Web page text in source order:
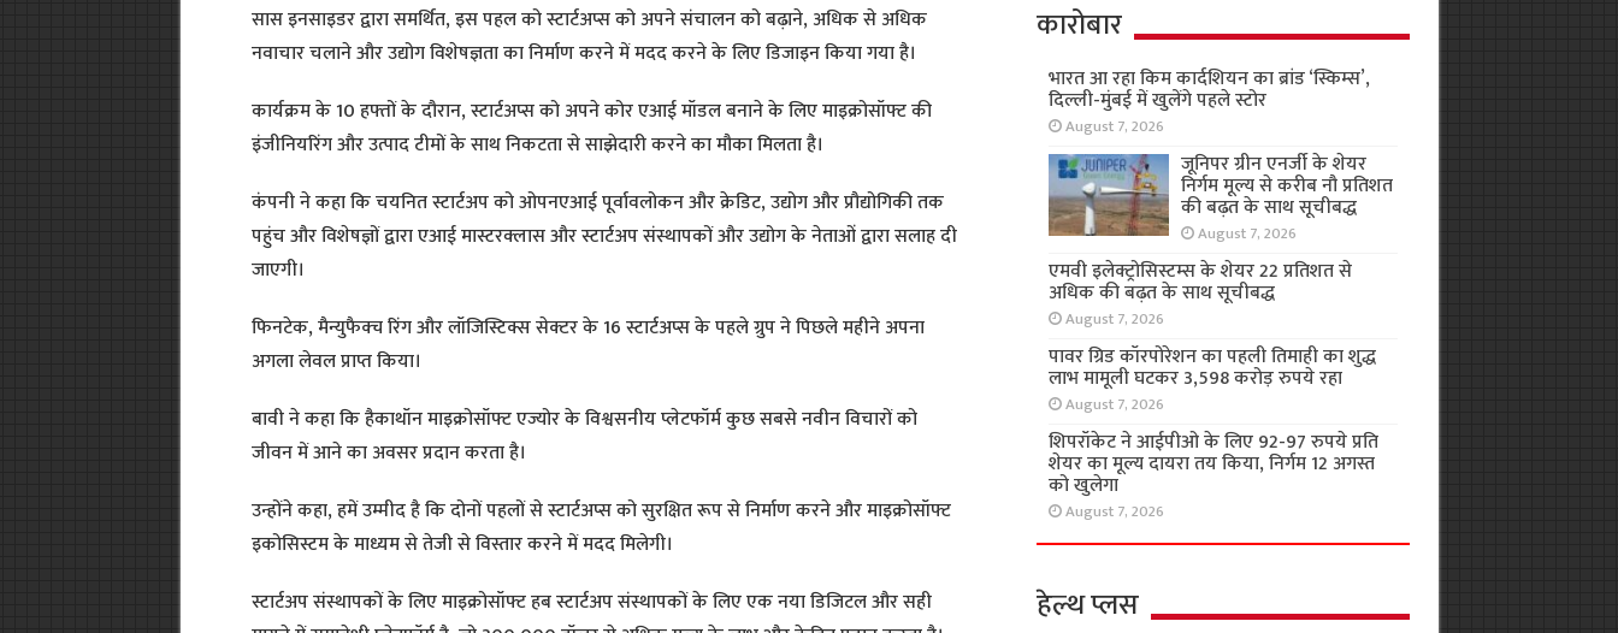
सास इनसाइडर द्वारा समर्थित, इस पहल को स्टार्टअप्स को अपने संचालन को बढ़ाने, अधिक से अधिक
नवाचार चलाने और उद्योग विशेषज्ञता का निर्माण करने में मदद करने के लिए डिजाइन किया गया है।
कार्यक्रम के 10 हफ्तों के दौरान, स्टार्टअप्स को अपने कोर एआई मॉडल बनाने के लिए माइक्रोसॉफ्ट की
इंजीनियरिंग और उत्पाद टीमों के साथ निकटता से साझेदारी करने का मौका मिलता है।
कंपनी ने कहा कि चयनित स्टार्टअप को ओपनएआई पूर्वावलोकन और क्रेडिट, उद्योग और प्रौद्योगिकी तक
पहुंच और विशेषज्ञों द्वारा एआई मास्टरक्लास और स्टार्टअप संस्थापकों और उद्योग के नेताओं द्वारा सलाह दी
जाएगी।
फिनटेक, मैन्युफैक्च रिंग और लॉजिस्टिक्स सेक्टर के 16 स्टार्टअप्स के पहले ग्रुप ने पिछले महीने अपना
अगला लेवल प्राप्त किया।
बावी ने कहा कि हैकाथॉन माइक्रोसॉफ्ट एज्योर के विश्वसनीय प्लेटफॉर्म कुछ सबसे नवीन विचारों को
जीवन में आने का अवसर प्रदान करता है।
उन्होंने कहा, हमें उम्मीद है कि दोनों पहलों से स्टार्टअप्स को सुरक्षित रूप से निर्माण करने और माइक्रोसॉफ्ट
इकोसिस्टम के माध्यम से तेजी से विस्तार करने में मदद मिलेगी।
स्टार्टअप संस्थापकों के लिए माइक्रोसॉफ्ट हब स्टार्टअप संस्थापकों के लिए एक नया डिजिटल और सही
कारोबार
भारत आ रहा किम कार्दशियन का ब्रांड ‘स्किम्स’,
दिल्ली-मुंबई में खुलेंगे पहले स्टोर
August 7, 2026
जूनिपर ग्रीन एनर्जी के शेयर
निर्गम मूल्य से करीब नौ प्रतिशत
की बढ़त के साथ सूचीबद्ध
August 7, 2026
एमवी इलेक्ट्रोसिस्टम्स के शेयर 22 प्रतिशत से
अधिक की बढ़त के साथ सूचीबद्ध
August 7, 2026
पावर ग्रिड कॉरपोरेशन का पहली तिमाही का शुद्ध
लाभ मामूली घटकर 3,598 करोड़ रुपये रहा
August 7, 2026
शिपरॉकेट ने आईपीओ के लिए 92-97 रुपये प्रति
शेयर का मूल्य दायरा तय किया, निर्गम 12 अगस्त
को खुलेगा
August 7, 2026
हेल्थ प्लस